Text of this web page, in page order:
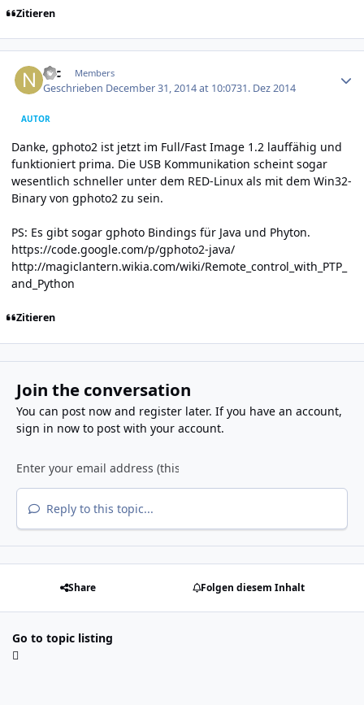
Zitieren
Nic Members
Geschrieben December 31, 2014 at 10:0731. Dez 2014
AUTOR
Danke, gphoto2 ist jetzt im Full/Fast Image 1.2 lauffähig und
funktioniert prima. Die USB Kommunikation scheint sogar
wesentlich schneller unter dem RED-Linux als mit dem Win32-
Binary von gphoto2 zu sein.
PS: Es gibt sogar gphoto Bindings für Java und Phyton.
https://code.google.com/p/gphoto2-java/
http://magiclantern.wikia.com/wiki/Remote_control_with_PTP_
and_Python
Zitieren
Join the conversation
You can post now and register later. If you have an account,
sign in nowto post with your account.
Reply to this topic...
Share Folgen diesem Inhalt
Go to topic listing